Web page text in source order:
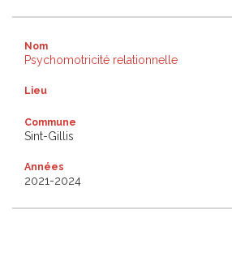
Nom
Psychomotricité relationnelle
Lieu
Commune
Sint-Gillis
Années
2021-2024